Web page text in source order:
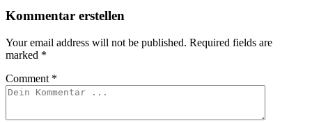
Kommentar erstellen
Your email address will not be published. Required fields are
marked *
Comment *